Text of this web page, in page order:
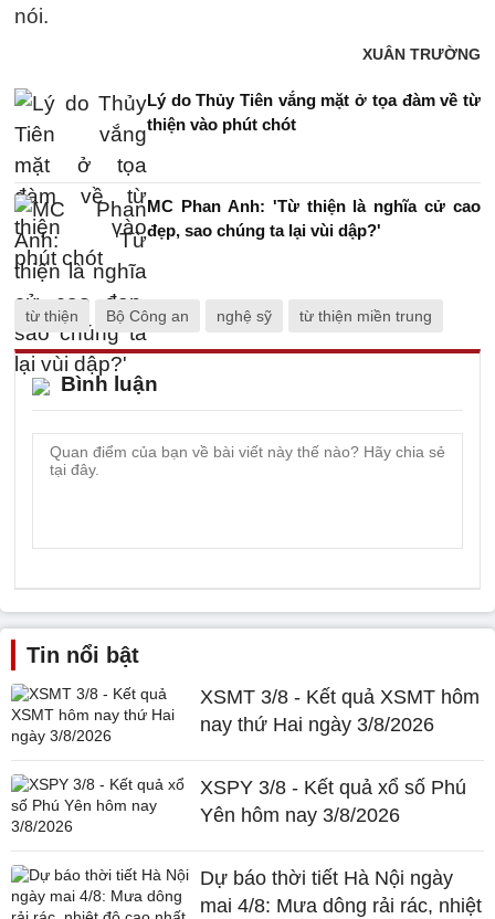
nói.
XUÂN TRƯỜNG
Lý do Thủy Tiên vắng mặt ở tọa đàm về từ
thiện vào phút chót
MC Phan Anh: 'Từ thiện là nghĩa cử cao
đẹp, sao chúng ta lại vùi dập?'
từ thiện Bộ Công an nghệ sỹ từ thiện miền trung
Bình luận
Tin nổi bật
XSMT 3/8 - Kết quả XSMT hôm
nay thứ Hai ngày 3/8/2026
XSPY 3/8 - Kết quả xổ số Phú
Yên hôm nay 3/8/2026
Dự báo thời tiết Hà Nội ngày
mai 4/8: Mưa dông rải rác, nhiệt